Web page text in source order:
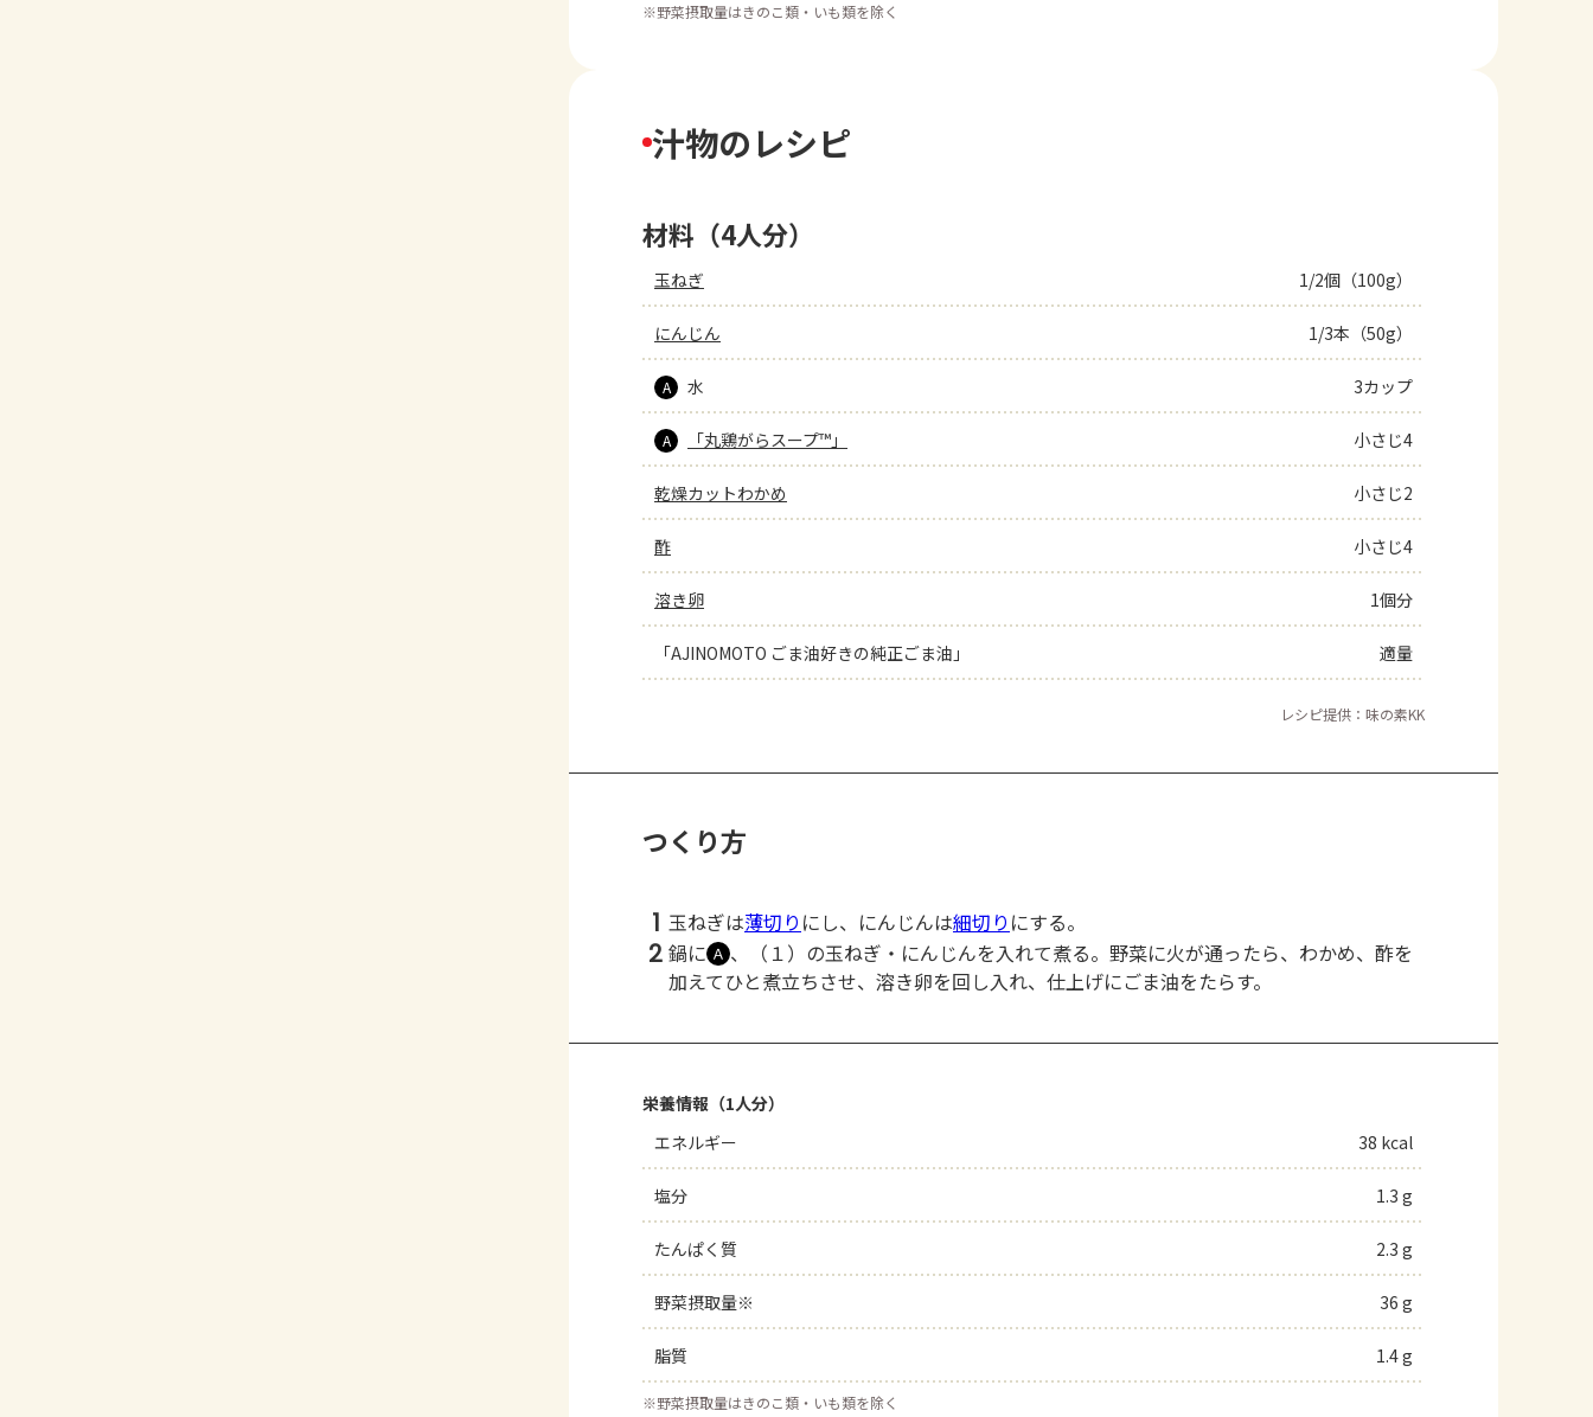
※野菜摂取量はきのこ類・いも類を除く
汁物のレシピ
材料（4人分）
玉ねぎ 1/2個（100g）
にんじん 1/3本（50g）
A 水 3カップ
A 「丸鶏がらスープ™」 小さじ4
乾燥カットわかめ 小さじ2
酢 小さじ4
溶き卵 1個分
「AJINOMOTO ごま油好きの純正ごま油」 適量
レシピ提供：味の素KK
つくり方
1 玉ねぎは薄切り にし、にんじんは細切り にする。
2 鍋に Ａ 、（１）の玉ねぎ・にんじんを入れて煮る。野菜に火が通ったら、わかめ、酢を
加えてひと煮立ちさせ、溶き卵を回し入れ、仕上げにごま油をたらす。
栄養情報（1人分）
エネルギー
38 kcal
塩分 1.3 g
たんぱく質 2.3 g
野菜摂取量※ 36 g
脂質 1.4 g
※野菜摂取量はきのこ類・いも類を除く